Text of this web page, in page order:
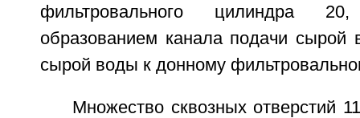
фильтровального цилиндра
образованием канала подачи
сырой воды к донному
Множество сквозных отверстий